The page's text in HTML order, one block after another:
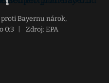
Bayernu nárok,
0:3
Zdroj: EPA